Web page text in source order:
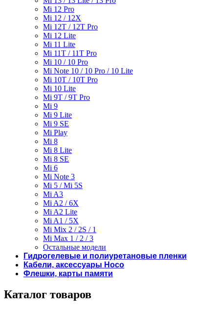
Mi 12 Pro
Mi 12 / 12X
Mi 12T / 12T Pro
Mi 12 Lite
Mi 11 Lite
Mi 11T / 11T Pro
Mi 10 / 10 Pro
Mi Note 10 / 10 Pro / 10 Lite
Mi 10T / 10T Pro
Mi 10 Lite
Mi 9T / 9T Pro
Mi 9
Mi 9 Lite
Mi 9 SE
Mi Play
Mi 8
Mi 8 Lite
Mi 8 SE
Mi 6
Mi Note 3
Mi 5 / Mi 5S
Mi A3
Mi A2 / 6X
Mi A2 Lite
Mi A1 / 5X
Mi Mix 2 / 2S / 1
Mi Max 1 / 2 / 3
Остальные модели
Гидрогелевые и полиуретановые пленки
Кабели, аксессуары Hoco
Флешки, карты памяти
Каталог товаров